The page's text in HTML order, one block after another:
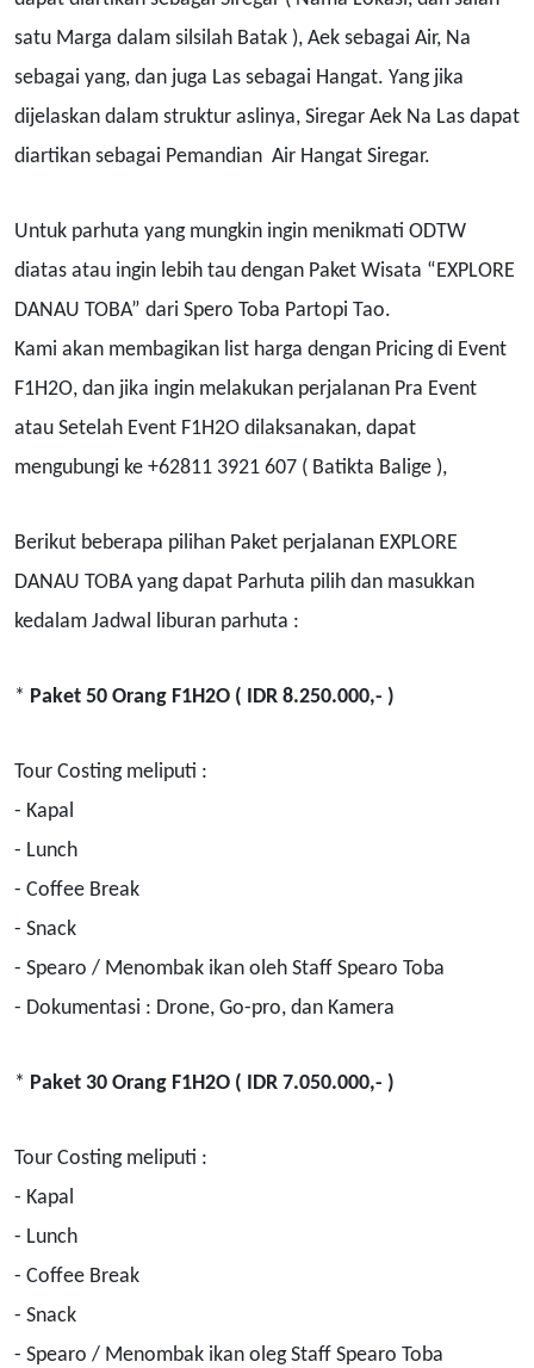
satu Marga dalam silsilah Batak ), Aek sebagai Air, Na
sebagai yang, dan juga Las sebagai Hangat. Yang jika
dijelaskan dalam struktur aslinya, Siregar Aek Na Las dapat
diartikan sebagai Pemandian Air Hangat Siregar.
Untuk parhuta yang mungkin ingin menikmati ODTW
diatas atau ingin lebih tau dengan Paket Wisata “EXPLORE
DANAU TOBA” dari Spero Toba Partopi Tao.
Kami akan membagikan list harga dengan Pricing di Event
F1H2O, dan jika ingin melakukan perjalanan Pra Event
atau Setelah Event F1H2O dilaksanakan, dapat
mengubungi ke +62811 3921 607 ( Batikta Balige ),
Berikut beberapa pilihan Paket perjalanan EXPLORE
DANAU TOBA yang dapat Parhuta pilih dan masukkan
kedalam Jadwal liburan parhuta :
* Paket 50 Orang F1H2O ( IDR 8.250.000,- )
Tour Costing meliputi :
- Kapal
- Lunch
- Coffee Break
- Snack
- Spearo / Menombak ikan oleh Staff Spearo Toba
- Dokumentasi : Drone, Go-pro, dan Kamera
* Paket 30 Orang F1H2O ( IDR 7.050.000,- )
Tour Costing meliputi :
- Kapal
- Lunch
- Coffee Break
- Snack
- Spearo / Menombak ikan oleg Staff Spearo Toba